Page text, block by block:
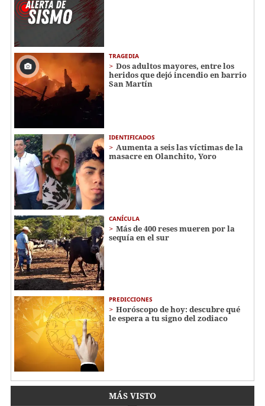
TRAGEDIA
Dos adultos mayores, entre los
heridos que dejó incendio en barrio
San Martín
IDENTIFICADOS
Aumenta a seis las víctimas de la
masacre en Olanchito, Yoro
CANÍCULA
Más de 400 reses mueren por la
sequía en el sur
PREDICCIONES
Horóscopo de hoy: descubre qué
le espera a tu signo del zodiaco
MÁS VISTO